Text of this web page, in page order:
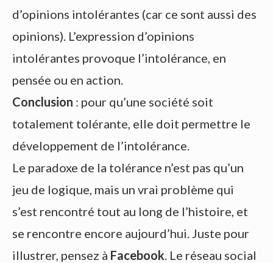
d’opinions intolérantes (car ce sont aussi des
opinions). L’expression d’opinions
intolérantes provoque l’intolérance, en
pensée ou en action.
Conclusion : pour qu’une société soit
totalement tolérante, elle doit permettre le
développement de l’intolérance.
Le paradoxe de la tolérance n’est pas qu’un
jeu de logique, mais un vrai problème qui
s’est rencontré tout au long de l’histoire, et
se rencontre encore aujourd’hui. Juste pour
illustrer, pensez à Facebook. Le réseau social